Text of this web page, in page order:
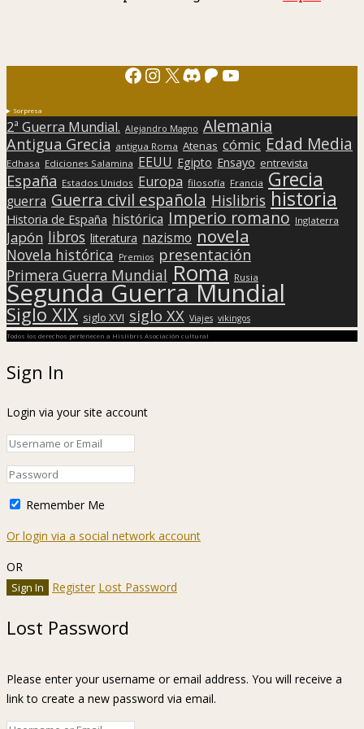
Facebook
Instagram
X Discord
Patreon
YouTube
Sorpresa
2ª Guerra Mundial. Alejandro Magno Alemania
Antigua Grecia antigua Roma Atenas cómic Edad Media
Edhasa Ediciones Salamina EEUU Egipto Ensayo entrevista
España Estados Unidos Europa filosofía Francia Grecia
guerra Guerra civil española Hislibris historia
Historia de España histórica Imperio romano Inglaterra
Japón libros literatura nazismo novela
Novela histórica Premios presentación
Primera Guerra Mundial Roma Rusia
Segunda Guerra Mundial
Siglo XIX siglo XVI siglo XX Viajes vikingos
Todos los derechos pertenecen a Hislibris Asociación cultural
Sign In
Login via your site account
Remember Me
Or login via a social network account
OR
Register Lost Password
Lost Password
Please enter your username or email address. You will receive a
link to create a new password via email.